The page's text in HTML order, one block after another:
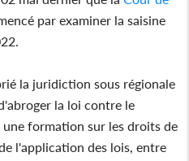
par examiner la saisine
la juridiction sous régionale
la loi contre le
une formation sur les droits de
l'application des lois, entre